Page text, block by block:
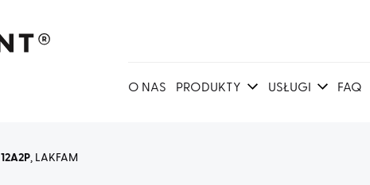
O NAS PRODUKTY USŁUGI FAQ
12A2P, LAKFAM